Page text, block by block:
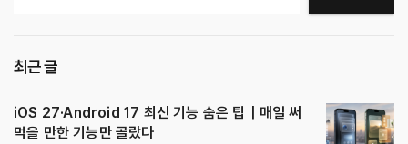
최근 글
iOS 27·Android 17 최신 기능 숨은 팁｜매일 써
먹을 만한 기능만 골랐다